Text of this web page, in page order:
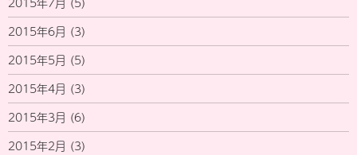
2015年6月 (3)
2015年5月 (5)
2015年4月 (3)
2015年3月 (6)
2015年2月 (3)